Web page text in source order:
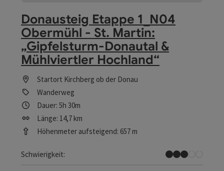
Donausteig Etappe 1_N04
Obermühl - St. Martin:
„Gipfelsturm-Donautal &
Mühlviertler Hochland“
Startort Kirchberg ob der Donau
Wanderweg
Dauer: 5h 30m
Länge: 14,7 km
Höhenmeter aufsteigend: 657 m
Schwierigkeit:
Mittel